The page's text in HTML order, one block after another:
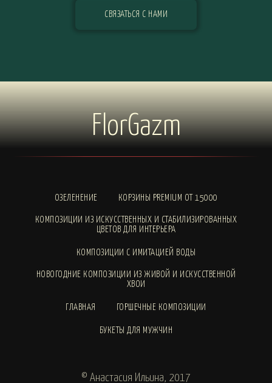
СВЯЗАТЬСЯ С НАМИ
FlorGazm
ОЗЕЛЕНЕНИЕ КОРЗИНЫ PREMIUM ОТ 15000
КОМПОЗИЦИИ ИЗ ИСКУССТВЕННЫХ И СТАБИЛИЗИРОВАННЫХ
ЦВЕТОВ ДЛЯ ИНТЕРЬЕРА
КОМПОЗИЦИИ С ИМИТАЦИЕЙ ВОДЫ
НОВОГОДНИЕ КОМПОЗИЦИИ ИЗ ЖИВОЙ И ИСКУССТВЕННОЙ
ХВОИ
ГЛАВНАЯ ГОРШЕЧНЫЕ КОМПОЗИЦИИ
БУКЕТЫ ДЛЯ МУЖЧИН
© Анастасия Ильина, 2017